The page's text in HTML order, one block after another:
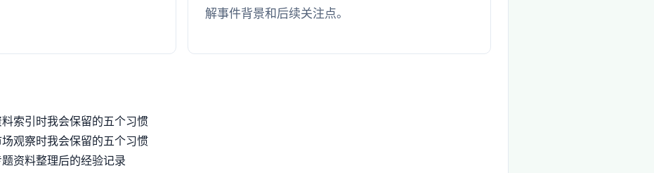
解事件背景和后续关注点。
索引时我会保留的五个习惯
观察时我会保留的五个习惯
资料整理后的经验记录